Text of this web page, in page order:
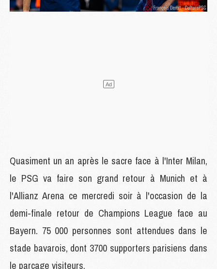
Quasiment un an après le sacre face à l'Inter Milan,
le PSG va faire son grand retour à Munich et à
l'Allianz Arena ce mercredi soir à l'occasion de la
demi-finale retour de Champions League face au
Bayern. 75 000 personnes sont attendues dans le
stade bavarois, dont 3700 supporters parisiens dans
le parcage visiteurs.